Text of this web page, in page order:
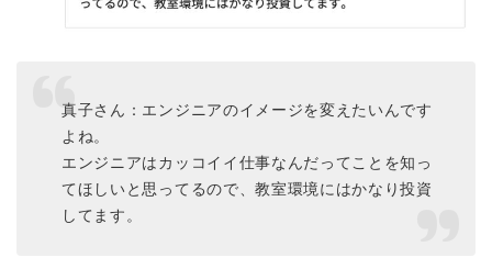
真子さん：エンジニアのイメージを変えたいんです
よね。
エンジニアはカッコイイ仕事なんだってことを知っ
てほしいと思ってるので、教室環境にはかなり投資
してます。